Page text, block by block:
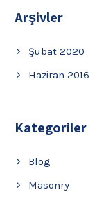
Arşivler
Şubat 2020
Haziran 2016
Kategoriler
Blog
Masonry